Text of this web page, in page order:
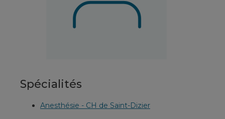
Spécialités
Anesthésie - CH de Saint-Dizier